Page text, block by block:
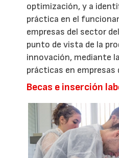
optimización, y a
práctica en el
empresas del sector
punto de vista de la
innovación, mediante
prácticas en empresas
Becas e inserción